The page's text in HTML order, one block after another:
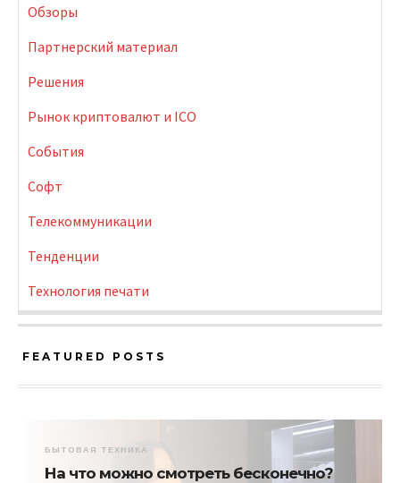
Обзоры
Партнерский материал
Решения
Рынок криптовалют и ICO
События
Софт
Телекоммуникации
Тенденции
Технология печати
FEATURED POSTS
БЫТОВАЯ ТЕХНИКА
На что можно смотреть бесконечно?